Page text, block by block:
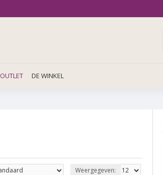
OUTLET DE WINKEL
Weergegeven: